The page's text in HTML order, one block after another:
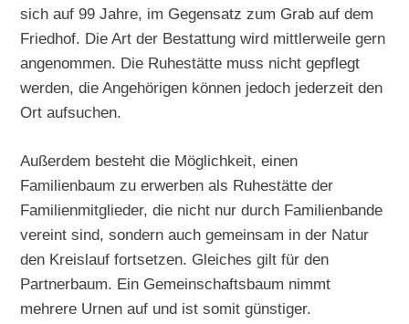
sich auf 99 Jahre, im Gegensatz zum Grab auf dem
Friedhof. Die Art der Bestattung wird mittlerweile gern
angenommen. Die Ruhestätte muss nicht gepflegt
werden, die Angehörigen können jedoch jederzeit den
Ort aufsuchen.
Außerdem besteht die Möglichkeit, einen
Familienbaum zu erwerben als Ruhestätte der
Familienmitglieder, die nicht nur durch Familienbande
vereint sind, sondern auch gemeinsam in der Natur
den Kreislauf fortsetzen. Gleiches gilt für den
Partnerbaum. Ein Gemeinschaftsbaum nimmt
mehrere Urnen auf und ist somit günstiger.